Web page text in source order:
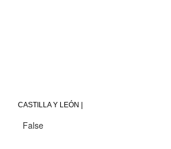
CASTILLA Y LEÓN |
False